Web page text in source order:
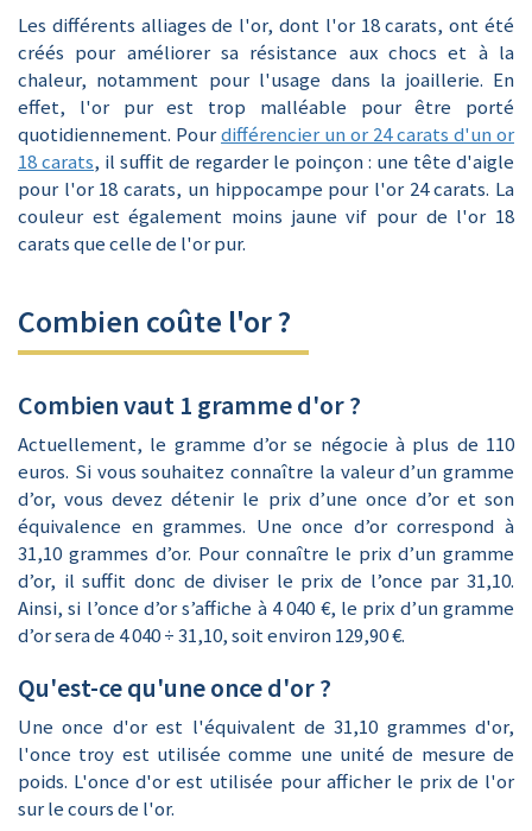
Les différents alliages de l'or, dont l'or 18 carats, ont été
créés pour améliorer sa résistance aux chocs et à la
chaleur, notamment pour l'usage dans la joaillerie. En
effet, l'or pur est trop malléable pour être porté
quotidiennement. Pourdifférencier un or 24 carats d'un or
18 carats, il suffit de regarder le poinçon : une tête d'aigle
pour l'or 18 carats, un hippocampe pour l'or 24 carats. La
couleur est également moins jaune vif pour de l'or 18
carats que celle de l'or pur.
Combien coûte l'or ?
Combien vaut 1 gramme d'or ?
Actuellement, le gramme d’or se négocie à plus de 110
euros. Si vous souhaitez connaître la valeur d’un gramme
d’or, vous devez détenir le prix d’une once d’or et son
équivalence en grammes. Une once d’or correspond à
31,10 grammes d’or. Pour connaître le prix d’un gramme
d’or, il suffit donc de diviser le prix de l’once par 31,10.
Ainsi, si l’once d’or s’affiche à 4 040 €, le prix d’un gramme
d’or sera de 4 040 ÷ 31,10, soit environ 129,90 €.
Qu'est-ce qu'une once d'or ?
Une once d'or est l'équivalent de 31,10 grammes d'or,
l'once troy est utilisée comme une unité de mesure de
poids. L'once d'or est utilisée pour afficher le prix de l'or
sur le cours de l'or.